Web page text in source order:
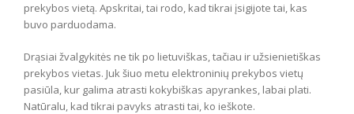
prekybos vietą. Apskritai, tai rodo, kad tikrai įsigijote tai, kas
buvo parduodama.
Drąsiai žvalgykitės ne tik po lietuviškas, tačiau ir užsienietiškas
prekybos vietas. Juk šiuo metu elektroninių prekybos vietų
pasiūla, kur galima atrasti kokybiškas apyrankes, labai plati.
Natūralu, kad tikrai pavyks atrasti tai, ko ieškote.